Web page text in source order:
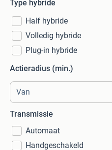
Type hybride
Half hybride
Volledig hybride
Plug-in hybride
Actieradius (min.)
Transmissie
Automaat
Handgeschakeld